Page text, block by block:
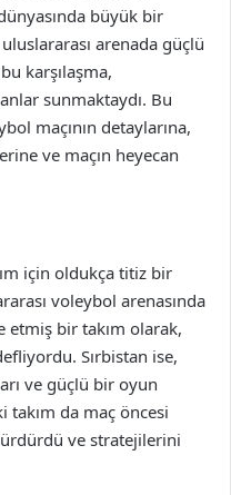
büyük bir
arenada güçlü
karşılaşma,
sunmaktaydı. Bu
maçının detaylarına,
ve maçın heyecan
için oldukça titiz bir
voleybol arenasında
etmiş bir takım olarak,
Sırbistan ise,
ve güçlü bir oyun
takım da maç öncesi
ve stratejilerini